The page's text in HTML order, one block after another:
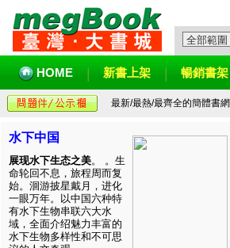
HOME 新書上架 暢銷書架
最新/最熱/最齊全的簡體書網
水下中国
展现水下生态之美。 。生
命轮回不息，旅程周而复
始。洄游披星戴月，进化
一眼万年。以中国六种特
有水下生物串联六大水
域，全面介绍魅力丰富的
水下生物多样性和不可思